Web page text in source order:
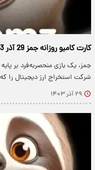
کارت کامبو روزانه جمز 29 آذر 1403
جمز، یک بازی منحصربه‌فرد بر
شرکت استخراج ارز دیجیتال را
۲۹ آذر ۱۴۰۳